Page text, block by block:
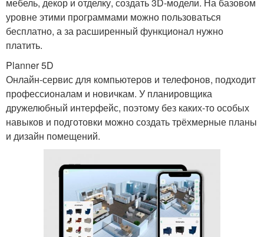
уровне этими программами можно пользоваться
бесплатно, а за расширенный функционал нужно
платить.
Planner 5D
Онлайн-сервис для компьютеров и телефонов, подходит
профессионалам и новичкам. У планировщика
дружелюбный интерфейс, поэтому без каких-то особых
навыков и подготовки можно создать трёхмерные планы
и дизайн помещений.